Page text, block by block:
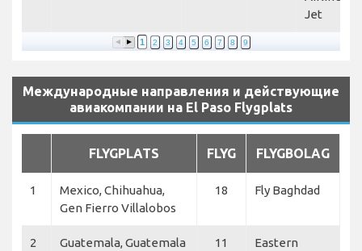
Jet
1 2 3 4 5 6 7 8 9
Международные направления и действующие
авиакомпании на El Paso Flygplats
FLYGPLATS FLYG FLYGBOLAG
1
Mexico, Chihuahua,
Gen Fierro Villalobos
18 Fly Baghdad
2
Guatemala, Guatemala
11
Eastern